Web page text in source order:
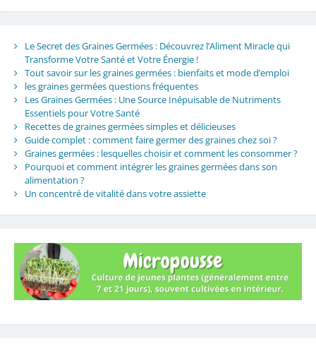
Le Secret des Graines Germées : Découvrez l’Aliment Miracle qui
Transforme Votre Santé et Votre Énergie !
Tout savoir sur les graines germées : bienfaits et mode d’emploi
les graines germées questions fréquentes
Les Graines Germées : Une Source Inépuisable de Nutriments
Essentiels pour Votre Santé
Recettes de graines germées simples et délicieuses
Guide complet : comment faire germer des graines chez soi ?
Graines germées : lesquelles choisir et comment les consommer ?
Pourquoi et comment intégrer les graines germées dans son
alimentation ?
Un concentré de vitalité dans votre assiette